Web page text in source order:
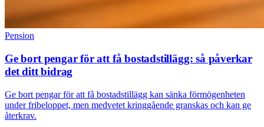
Pension
Ge bort pengar för att få bostadstillägg: så påverkar
det ditt bidrag
Ge bort pengar för att få bostadstillägg kan sänka förmögenheten
under fribeloppet, men medvetet kringgående granskas och kan ge
återkrav.